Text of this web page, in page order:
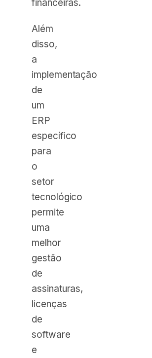
financeiras.
Além
disso,
a
implementação
de
um
ERP
específico
para
o
setor
tecnológico
permite
uma
melhor
gestão
de
assinaturas,
licenças
de
software
e